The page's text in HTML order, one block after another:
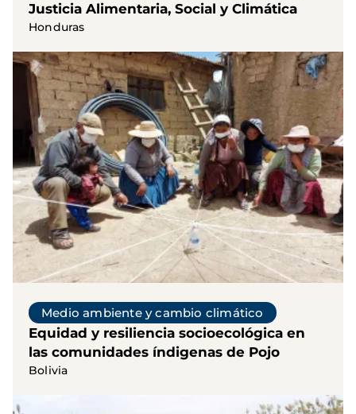
Justicia Alimentaria, Social y Climática
Honduras
Medio ambiente y cambio climático
Equidad y resiliencia socioecológica en
las comunidades índigenas de Pojo
Bolivia